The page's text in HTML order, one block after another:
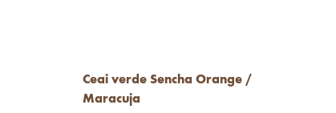
Ceai verde Sencha Orange /
Maracuja